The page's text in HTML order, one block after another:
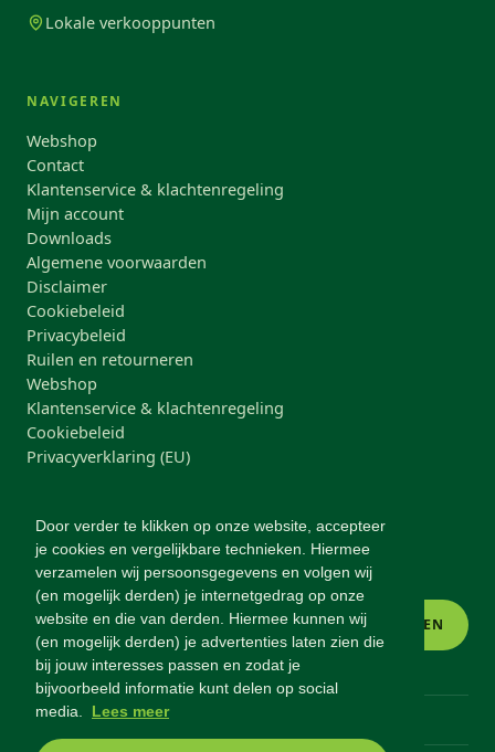
Door verder te klikken op onze website, accepteer
je cookies en vergelijkbare technieken. Hiermee
verzamelen wij persoonsgegevens en volgen wij
(en mogelijk derden) je internetgedrag op onze
website en die van derden. Hiermee kunnen wij
(en mogelijk derden) je advertenties laten zien die
bij jouw interesses passen en zodat je
bijvoorbeeld informatie kunt delen op social
media.
Lees meer
Lokale verkooppunten
NAVIGEREN
Webshop
Contact
Klantenservice & klachtenregeling
Mijn account
Downloads
Algemene voorwaarden
Disclaimer
Cookiebeleid
Privacybeleid
Ruilen en retourneren
Webshop
Klantenservice & klachtenregeling
Cookiebeleid
Privacyverklaring (EU)
Blijf op de hoogte van nieuwe producten, acties en
gezonde-voeding-tips.
INSCHRIJVEN